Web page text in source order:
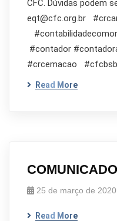
CFC. Dúvidas podem
eqt@cfc.org.br
#contador
#crcemacao
Read More
25 de março de 2020
Read More